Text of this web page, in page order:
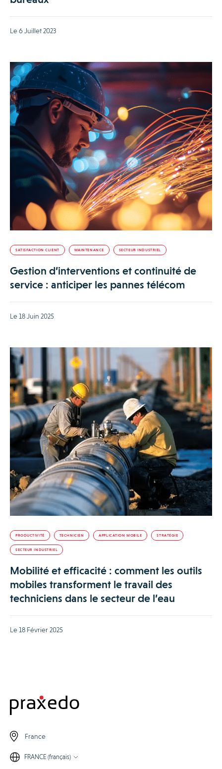
Le 6 Juillet 2023
SATISFACTION CLIENT MAINTENANCE SECTEUR INDUSTRIEL
Gestion d’interventions et continuité de
service : anticiper les pannes télécom
Le 18 Juin 2025
PRODUCTIVITÉ TECHNICIEN APPLICATION MOBILE STRATÉGIE
SECTEUR INDUSTRIEL
Mobilité et efficacité : comment les outils
mobiles transforment le travail des
techniciens dans le secteur de l’eau
Le 18 Février 2025
France
FRANCE (français)